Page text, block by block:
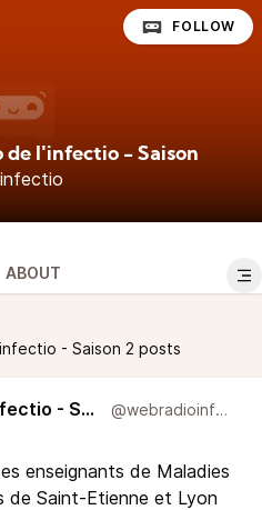
de l'infectio - Saison
FOLLOW
ABOUT
- Saison 2 posts
La webradio de l'infectio - Saison 2 @webradioinfectio
enseignants de Maladies
de Saint-Etienne et Lyon